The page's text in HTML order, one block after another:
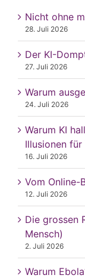
Nicht ohne
28. Juli 2026
Der KI-
27. Juli 2026
Warum
24. Juli 2026
Warum KI
Illusionen
16. Juli 2026
Vom Online-
12. Juli 2026
Die grossen
Mensch)
2. Juli 2026
Warum